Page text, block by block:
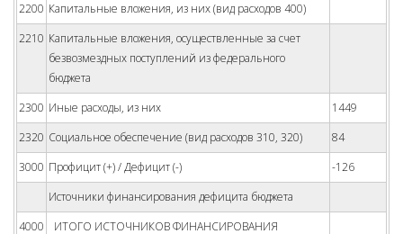
2200 Капитальные вложения, из них (вид расходов 400)
2210 Капитальные вложения, осуществленные за счет
безвозмездных поступлений из федерального
бюджета
2300 Иные расходы, из них
1449
2320 Социальное обеспечение (вид расходов 310, 320)
84
3000 Профицит (+) / Дефицит (-)
-126
Источники финансирования дефицита бюджета
4000
ИТОГО ИСТОЧНИКОВ ФИНАНСИРОВАНИЯ